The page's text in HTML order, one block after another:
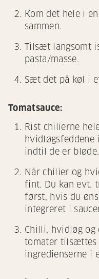
Kom det hele i
sammen.
Tilsæt langsomt
pasta/masse.
Sæt det på køl i
Tomatsauce:
Rist chilierne
hvidløgsfeddene
indtil de er
Når chilier og
fint. Du kan evt.
først, hvis du
integreret i
Chilli, hvidløg og
tomater tilsættes
ingredienserne i